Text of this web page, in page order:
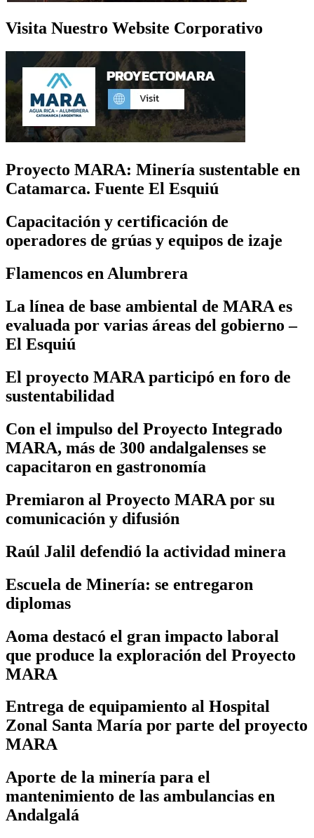
Visita Nuestro Website Corporativo
Proyecto MARA: Minería sustentable en
Catamarca. Fuente El Esquiú
Capacitación y certificación de
operadores de grúas y equipos de izaje
Flamencos en Alumbrera
La línea de base ambiental de MARA es
evaluada por varias áreas del gobierno –
El Esquiú
El proyecto MARA participó en foro de
sustentabilidad
Con el impulso del Proyecto Integrado
MARA, más de 300 andalgalenses se
capacitaron en gastronomía
Premiaron al Proyecto MARA por su
comunicación y difusión
Raúl Jalil defendió la actividad minera
Escuela de Minería: se entregaron
diplomas
Aoma destacó el gran impacto laboral
que produce la exploración del Proyecto
MARA
Entrega de equipamiento al Hospital
Zonal Santa María por parte del proyecto
MARA
Aporte de la minería para el
mantenimiento de las ambulancias en
Andalgalá